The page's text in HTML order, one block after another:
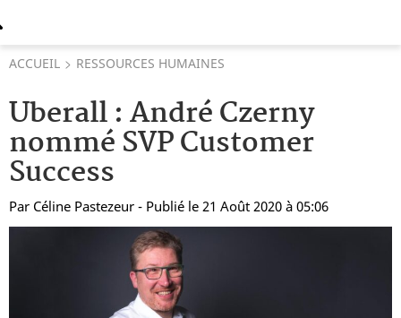
ACCUEIL RESSOURCES HUMAINES
Uberall : André Czerny
nommé SVP Customer
Success
Par Céline Pastezeur - Publié le 21 Août 2020 à 05:06